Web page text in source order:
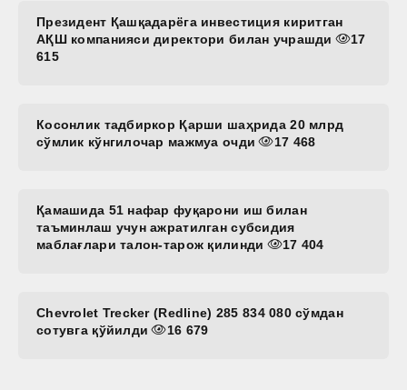
Президент Қашқадарёга инвестиция киритган
АҚШ компанияси директори билан учрашди
17
615
Косонлик тадбиркор Қарши шаҳрида 20 млрд
сўмлик кўнгилочар мажмуа очди
17 468
Қамашида 51 нафар фуқарони иш билан
таъминлаш учун ажратилган субсидия
маблағлари талон-тарож қилинди
17 404
Chevrolet Trecker (Redline) 285 834 080 сўмдан
сотувга қўйилди
16 679